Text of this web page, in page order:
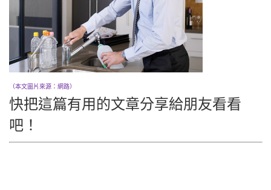
（本文圖片來源：網路）
快把這篇有用的文章分享給朋友看看
吧！